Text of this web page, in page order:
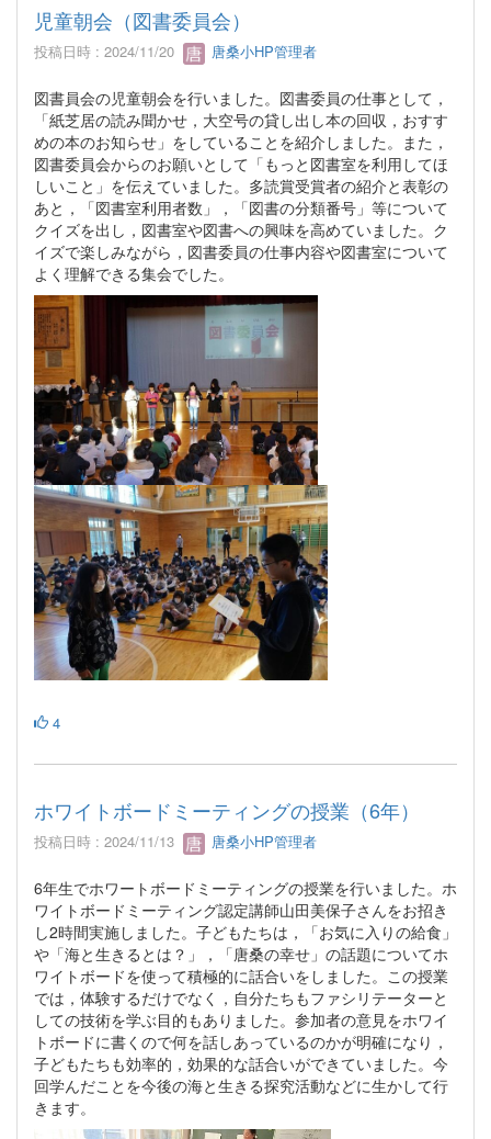
児童朝会（図書委員会）
投稿日時 : 2024/11/20 唐桑小HP管理者
図書員会の児童朝会を行いました。図書委員の仕事として，
「紙芝居の読み聞かせ，大空号の貸し出し本の回収，おすす
めの本のお知らせ」をしていることを紹介しました。また，
図書委員会からのお願いとして「もっと図書室を利用してほ
しいこと」を伝えていました。多読賞受賞者の紹介と表彰の
あと，「図書室利用者数」，「図書の分類番号」等について
クイズを出し，図書室や図書への興味を高めていました。ク
イズで楽しみながら，図書委員の仕事内容や図書室について
よく理解できる集会でした。
4
ホワイトボードミーティングの授業（6年）
投稿日時 : 2024/11/13 唐桑小HP管理者
6年生でホワートボードミーティングの授業を行いました。ホ
ワイトボードミーティング認定講師山田美保子さんをお招き
し2時間実施しました。子どもたちは，「お気に入りの給食」
や「海と生きるとは？」，「唐桑の幸せ」の話題についてホ
ワイトボードを使って積極的に話合いをしました。この授業
では，体験するだけでなく，自分たちもファシリテーターと
しての技術を学ぶ目的もありました。参加者の意見をホワイ
トボードに書くので何を話しあっているのかが明確になり，
子どもたちも効率的，効果的な話合いができていました。今
回学んだことを今後の海と生きる探究活動などに生かして行
きます。